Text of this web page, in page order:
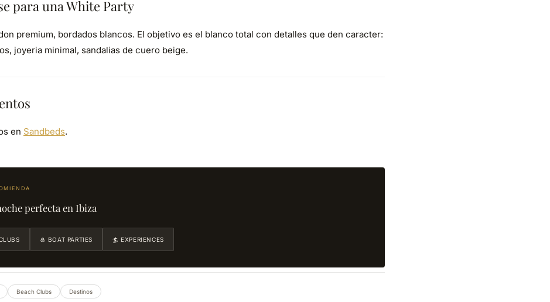
para una White Party
premium, bordados blancos. El objetivo es el blanco total con detalles que den caracter:
joyeria minimal, sandalias de cuero beige.
en Sandbeds.
perfecta en Ibiza
🎍 BOAT PARTIES 🏄 EXPERIENCES
Beach Clubs Destinos